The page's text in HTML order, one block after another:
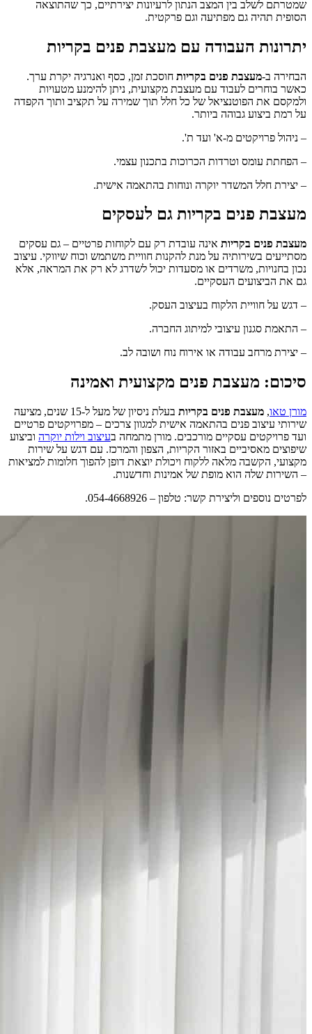
שמטרתם לשלב בין המצב הנתון לרעיונות יצירתיים, כך שהתוצאה
הסופית תהיה גם מפתיעה וגם פרקטית.
יתרונות העבודה עם מעצבת פנים בקריות
הבחירה ב-מעצבת פנים בקריות חוסכת זמן, כסף ואנרגיה יקרת ערך.
כאשר בוחרים לעבוד עם מעצבת מקצועית, ניתן להימנע מטעויות
ולמקסם את הפוטנציאל של כל חלל תוך שמירה על תקציב ותוך הקפדה
על רמת ביצוע גבוהה ביותר.
– ניהול פרויקטים מ-א' ועד ת'.
– הפחתת עומס וטרדות הכרוכות בתכנון עצמי.
– יצירת חלל המשדר יוקרה ונוחות בהתאמה אישית.
מעצבת פנים בקריות גם לעסקים
מעצבת פנים בקריות אינה עובדת רק עם לקוחות פרטיים – גם עסקים
מסתייעים בשירותיה על מנת להקנות חוויית משתמש וכוח שיווקי. עיצוב
נכון בחנויות, משרדים או מסעדות יכול לשדרג לא רק את המראה, אלא
גם את הביצועים העסקיים.
– דגש על חוויית הלקוח בעיצוב העסק.
– התאמת סגנון עיצובי למיתוג החברה.
– יצירת מרחב עבודה או אירוח נוח ושובה לב.
סיכום: מעצבת פנים מקצועית ואמינה
מורן טאו, מעצבת פנים בקריות
בעלת ניסיון של מעל ל-15 שנים, מציעה
שירותי עיצוב פנים בהתאמה אישית למגוון צרכים – מפרויקטים פרטיים
ועד פרויקטים עסקיים מורכבים. מורן מתמחה בעיצוב וילות יוקרה וביצוע
שיפוצים מאסיביים באזור הקריות, הצפון והמרכז. עם דגש על שירות
מקצועי, הקשבה מלאה ללקוח ויכולת יוצאת דופן להפוך חלומות למציאות
– השירות שלה הוא מופת של אמינות וחדשנות.
לפרטים נוספים וליצירת קשר: טלפון – 054-4668926.